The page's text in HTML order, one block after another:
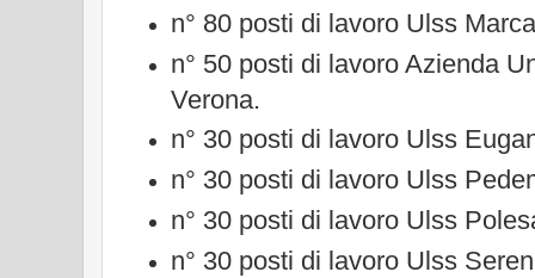
n° 80 posti di lavoro Ulss
n° 50 posti di lavoro Azienda
Verona.
n° 30 posti di lavoro Ulss
n° 30 posti di lavoro Ulss
n° 30 posti di lavoro Ulss
n° 30 posti di lavoro Ulss